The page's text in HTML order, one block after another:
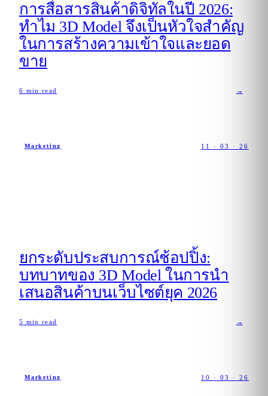
การสื่อสารสินค้าดิจิทัลในปี 2026:
ทำไม 3D Model จึงเป็นหัวใจสำคัญ
ในการสร้างความเข้าใจและยอด
ขาย
6 min read →
Marketing 11 · 03 · 26
ยกระดับประสบการณ์ช้อปปิ้ง:
บทบาทของ 3D Model ในการนำ
เสนอสินค้าบนเว็บไซต์ยุค 2026
5 min read →
Marketing 10 · 03 · 26